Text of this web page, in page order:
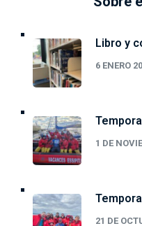
Libro y
6 ENERO
1 DE
21 DE